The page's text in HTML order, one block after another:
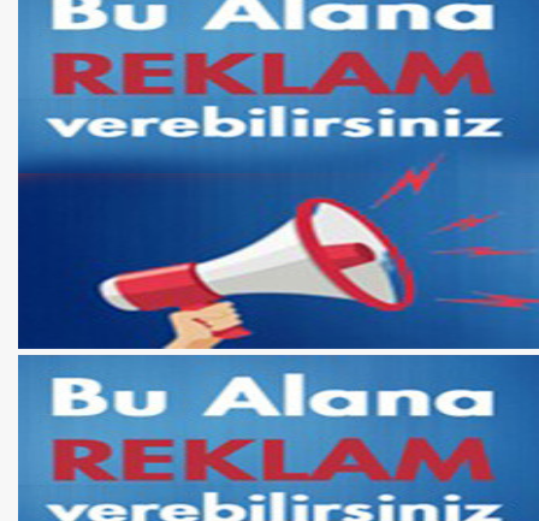
Derneği:Vicdanlarınız tutsak, kalemleriniz esir